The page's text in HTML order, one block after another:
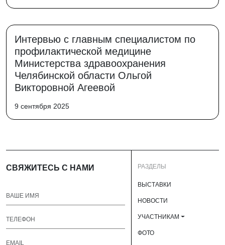
Интервью с главным специалистом по
профилактической медицине
Министерства здравоохранения
Челябинской области Ольгой
Викторовной Агеевой
9 сентября 2025
СВЯЖИТЕСЬ С НАМИ РАЗДЕЛЫ
ВЫСТАВКИ
НОВОСТИ
УЧАСТНИКАМ
ФОТО